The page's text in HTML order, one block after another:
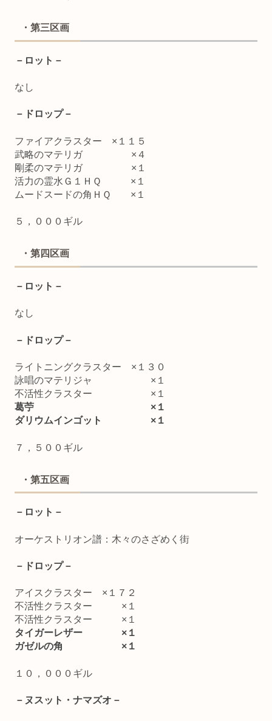
・第三区画
－ロット－
なし
－ドロップ－
ファイアクラスター ×１１５
武略のマテリガ ×４
剛柔のマテリガ ×１
活力の霊水Ｇ１ＨＱ ×１
ムードスードの角ＨＱ ×１
５，０００ギル
・第四区画
－ロット－
なし
－ドロップ－
ライトニングクラスター ×１３０
詠唱のマテリジャ ×１
不活性クラスター ×１
葛苧 ×１
ダリウムインゴット ×１
７，５００ギル
・第五区画
－ロット－
オーケストリオン譜：木々のさざめく街
－ドロップ－
アイスクラスター ×１７２
不活性クラスター ×１
不活性クラスター ×１
タイガーレザー ×１
ガゼルの角 ×１
１０，０００ギル
－ヌスット・ナマズオ－